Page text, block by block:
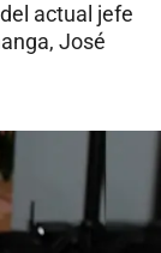
actual jefe
José